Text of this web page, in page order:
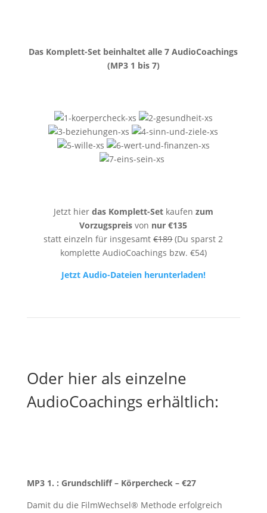
Das Komplett-Set beinhaltet alle 7 AudioCoachings
(MP3 1 bis 7)
Jetzt hier das Komplett-Setkaufen zum
Vorzugspreis von nur €135
statt einzeln für insgesamt€189(Du sparst 2
komplette AudioCoachings bzw. €54)
Jetzt Audio-Dateien herunterladen!
Oder hier als einzelne
AudioCoachings erhältlich:
MP3 1. : Grundschliff – Körpercheck – €27
Damit du die FilmWechsel® Methode erfolgreich